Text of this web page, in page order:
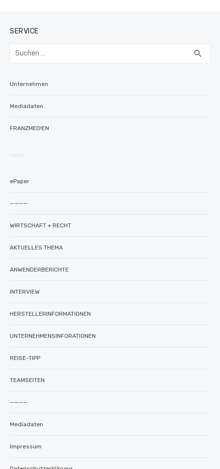
SERVICE
Suchen
search
Unternehmen
Mediadaten
FRANZMED!EN
intern
ePaper
————
WIRTSCHAFT + RECHT
AKTUELLES THEMA
ANWENDERBERICHTE
INTERVIEW
HERSTELLERINFORMATIONEN
UNTERNEHMENSINFORATIONEN
REISE-TIPP
TEAMSEITEN
————
Mediadaten
Impressum